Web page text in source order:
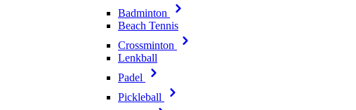
Badminton
Beach Tennis
Crossminton
Lenkball
Padel
Pickleball